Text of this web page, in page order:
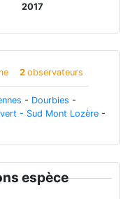
2017
2 observateurs
- Dourbies -
- Sud Mont Lozère -
espèce